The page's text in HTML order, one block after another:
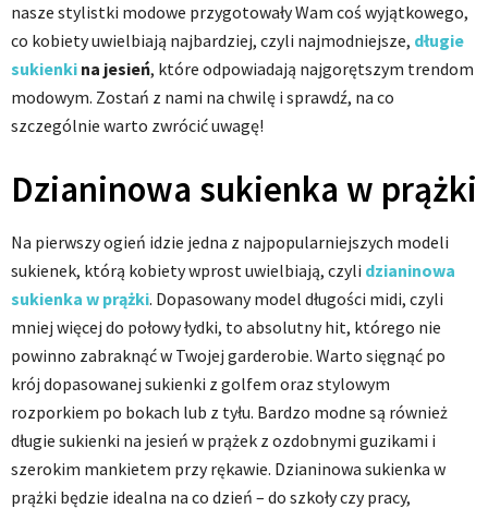
nasze stylistki modowe przygotowały Wam coś wyjątkowego,
co kobiety uwielbiają najbardziej, czyli najmodniejsze, długie
sukienki na jesień, które odpowiadają najgorętszym trendom
modowym. Zostań z nami na chwilę i sprawdź, na co
szczególnie warto zwrócić uwagę!
Dzianinowa sukienka w prążki
Na pierwszy ogień idzie jedna z najpopularniejszych modeli
sukienek, którą kobiety wprost uwielbiają, czyli dzianinowa
sukienka w prążki. Dopasowany model długości midi, czyli
mniej więcej do połowy łydki, to absolutny hit, którego nie
powinno zabraknąć w Twojej garderobie. Warto sięgnąć po
krój dopasowanej sukienki z golfem oraz stylowym
rozporkiem po bokach lub z tyłu. Bardzo modne są również
długie sukienki na jesień w prążek z ozdobnymi guzikami i
szerokim mankietem przy rękawie. Dzianinowa sukienka w
prążki będzie idealna na co dzień – do szkoły czy pracy,